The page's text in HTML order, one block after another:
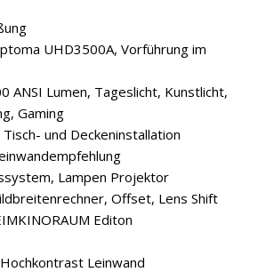
UHD3500A, Vorführung im
ANSI Lumen, Tageslicht, Kunstlicht,
Gaming
und Deckeninstallation
Lampen Projektor
Offset, Lens Shift
Editon
Leinwand